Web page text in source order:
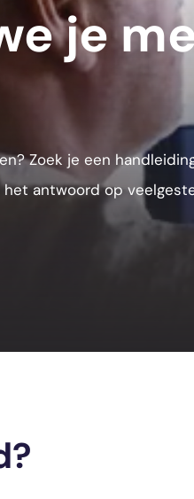
je
Zoek je een
antwoord op